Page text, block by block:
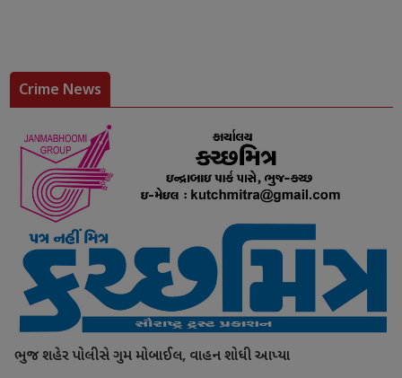
Crime News
ભુજ શહેર પોલીસે ગુમ મોબાઈલ, વાહન શોધી આપ્યા